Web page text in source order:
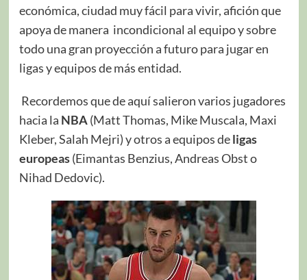
económica, ciudad muy fácil para vivir, afición que
apoya de manera incondicional al equipo y sobre
todo una gran proyección a futuro para jugar en
ligas y equipos de más entidad.
Recordemos que de aquí salieron varios jugadores
hacia la NBA(Matt Thomas, Mike Muscala, Maxi
Kleber, Salah Mejri) y otros a equipos deligas
europeas(Eimantas Benzius, Andreas Obst o
Nihad Dedovic).